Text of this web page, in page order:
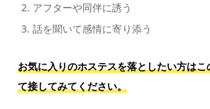
アフターや同伴に誘う
話を聞いて感情に寄り添う
お気に入りのホステスを落としたい方は
て接してみてください。